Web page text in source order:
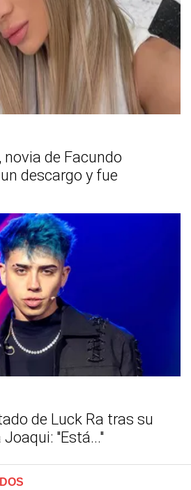
de Facundo
descargo y fue
de Luck Ra tras su
"Está..."